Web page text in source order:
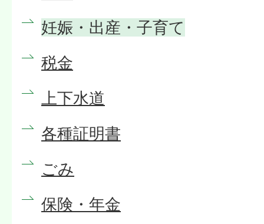
妊娠・出産・子育て
税金
上下水道
各種証明書
ごみ
保険・年金